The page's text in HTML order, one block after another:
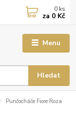
Menu
Hledat
0 ks
za 0 Kč
Punčocháče Fiore Roza